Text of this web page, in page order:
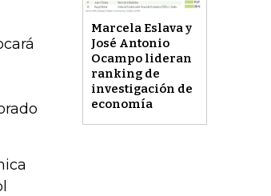
Marcela Eslava y
José Antonio
Ocampo lideran
ranking de
investigación de
economía